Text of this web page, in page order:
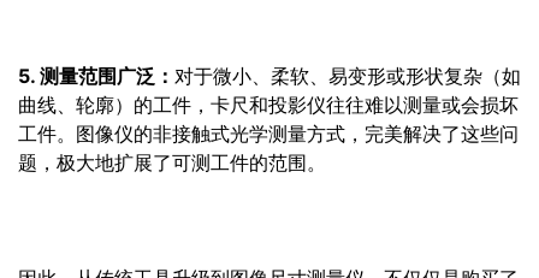
5. 测量范围广泛： 对于微小、柔软、易变形或形状复杂（如
曲线、轮廓）的工件，卡尺和投影仪往往难以测量或会损坏
工件。图像仪的非接触式光学测量方式，完美解决了这些问
题，极大地扩展了可测工件的范围。